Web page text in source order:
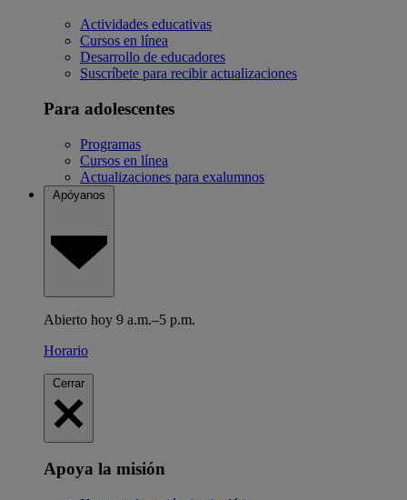
Actividades educativas
Cursos en línea
Desarrollo de educadores
Suscríbete para recibir actualizaciones
Para adolescentes
Programas
Cursos en línea
Actualizaciones para exalumnos
Apóyanos
Abierto hoy 9 a.m.–5 p.m.
Horario
Cerrar
Apoya la misión